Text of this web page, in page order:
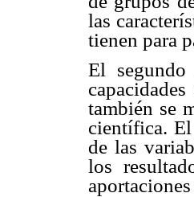
las
tienen para
El
también se
científica. El
de las
los